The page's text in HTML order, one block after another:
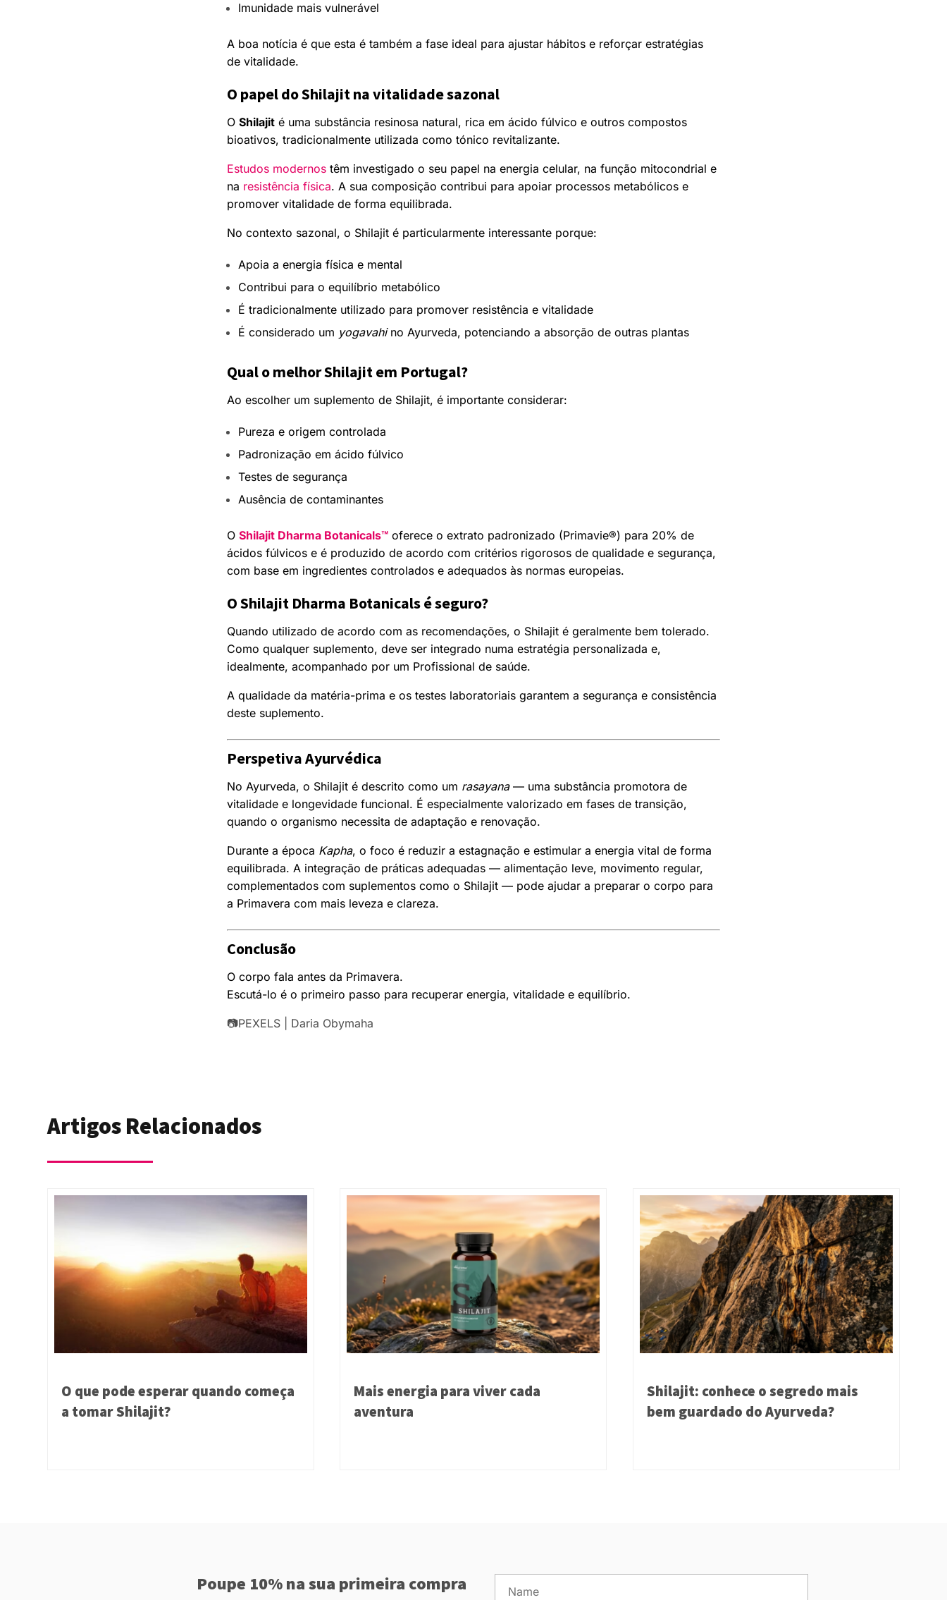
Imunidade mais vulnerável
A boa notícia é que esta é também a fase ideal para ajustar hábitos e reforçar estratégias
de vitalidade.
O papel do Shilajit na vitalidade sazonal
OShilajit é uma substância resinosa natural, rica em ácido fúlvico e outros compostos
bioativos, tradicionalmente utilizada como tónico revitalizante.
Estudos modernos têm investigado o seu papel na energia celular, na função mitocondrial e
na resistência física. A sua composição contribui para apoiar processos metabólicos e
promover vitalidade de forma equilibrada.
No contexto sazonal, o Shilajit é particularmente interessante porque:
Apoia a energia física e mental
Contribui para o equilíbrio metabólico
É tradicionalmente utilizado para promover resistência e vitalidade
É considerado um yogavahino Ayurveda, potenciando a absorção de outras plantas
Qual o melhor Shilajit em Portugal?
Ao escolher um suplemento de Shilajit, é importante considerar:
Pureza e origem controlada
Padronização em ácido fúlvico
Testes de segurança
Ausência de contaminantes
OShilajit Dharma Botanicals™ oferece o extrato padronizado (Primavie®) para 20% de
ácidos fúlvicos e é produzido de acordo com critérios rigorosos de qualidade e segurança,
com base em ingredientes controlados e adequados às normas europeias.
O Shilajit Dharma Botanicals é seguro?
Quando utilizado de acordo com as recomendações, o Shilajit é geralmente bem tolerado.
Como qualquer suplemento, deve ser integrado numa estratégia personalizada e,
idealmente, acompanhado por um Profissional de saúde.
A qualidade da matéria-prima e os testes laboratoriais garantem a segurança e consistência
deste suplemento.
Perspetiva Ayurvédica
No Ayurveda, o Shilajit é descrito como um rasayana— uma substância promotora de
vitalidade e longevidade funcional. É especialmente valorizado em fases de transição,
quando o organismo necessita de adaptação e renovação.
Durante a época Kapha, o foco é reduzir a estagnação e estimular a energia vital de forma
equilibrada. A integração de práticas adequadas — alimentação leve, movimento regular,
complementados com suplementos como o Shilajit — pode ajudar a preparar o corpo para
a Primavera com mais leveza e clareza.
Conclusão
O corpo fala antes da Primavera.
Escutá-lo é o primeiro passo para recuperar energia, vitalidade e equilíbrio.
📷PEXELS | Daria Obymaha
Artigos Relacionados
O que pode esperar quando começa
a tomar Shilajit?
Mais energia para viver cada
aventura
Shilajit: conhece o segredo mais
bem guardado do Ayurveda?
Poupe 10% na sua primeira compra